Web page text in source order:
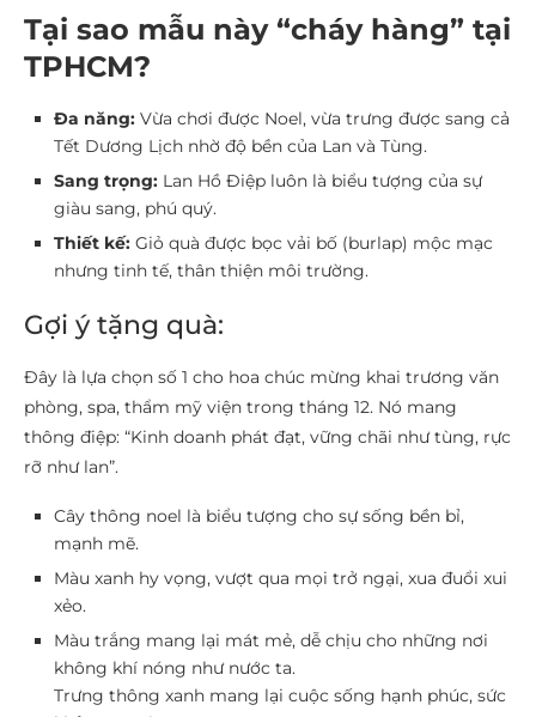
Tại sao mẫu này “cháy hàng” tại
TPHCM?
Đa năng: Vừa chơi được Noel, vừa trưng được sang cả
Tết Dương Lịch nhờ độ bền của Lan và Tùng.
Sang trọng: Lan Hồ Điệp luôn là biểu tượng của sự
giàu sang, phú quý.
Thiết kế: Giỏ quà được bọc vải bố (burlap) mộc mạc
nhưng tinh tế, thân thiện môi trường.
Gợi ý tặng quà:
Đây là lựa chọn số 1 cho hoa chúc mừng khai trương văn
phòng, spa, thẩm mỹ viện trong tháng 12. Nó mang
thông điệp: “Kinh doanh phát đạt, vững chãi như tùng, rực
rỡ như lan”.
Cây thông noel là biểu tượng cho sự sống bền bỉ,
mạnh mẽ.
Màu xanh hy vọng, vượt qua mọi trở ngại, xua đuổi xui
xẻo.
Màu trắng mang lại mát mẻ, dễ chịu cho những nơi
không khí nóng như nước ta.
Trưng thông xanh mang lại cuộc sống hạnh phúc, sức